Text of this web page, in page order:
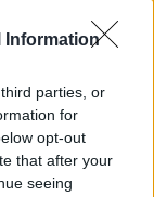
Information
parties, or
for
opt-out
that after your
seeing